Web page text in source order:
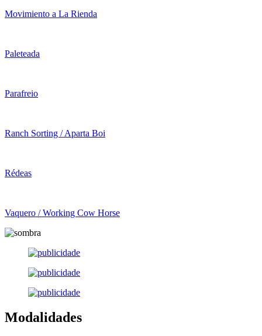
Movimiento a La Rienda
Paleteada
Parafreio
Ranch Sorting / Aparta Boi
Rédeas
Vaquero / Working Cow Horse
Modalidades